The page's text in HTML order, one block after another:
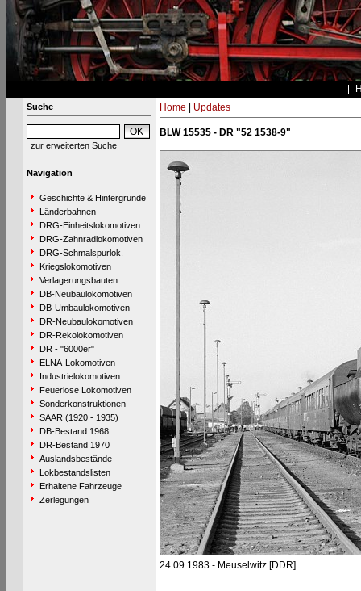
Suche
zur erweiterten Suche
Navigation
Geschichte & Hintergründe
Länderbahnen
DRG-Einheitslokomotiven
DRG-Zahnradlokomotiven
DRG-Schmalspurlok.
Kriegslokomotiven
Verlagerungsbauten
DB-Neubaulokomotiven
DB-Umbaulokomotiven
DR-Neubaulokomotiven
DR-Rekolokomotiven
DR - "6000er"
ELNA-Lokomotiven
Industrielokomotiven
Feuerlose Lokomotiven
Sonderkonstruktionen
SAAR (1920 - 1935)
DB-Bestand 1968
DR-Bestand 1970
Auslandsbestände
Lokbestandslisten
Erhaltene Fahrzeuge
Zerlegungen
Home Updates
BLW 15535 - DR "52 1538-9"
24.09.1983 - Meuselwitz [DDR]